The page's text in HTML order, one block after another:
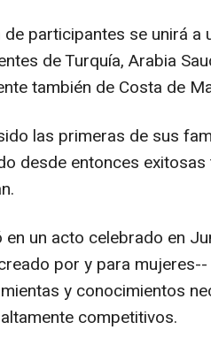
participantes se unirá a
de Turquía, Arabia
también de Costa de
las primeras de sus
desde entonces
en un acto celebrado en
por y para
y conocimientos
competitivos.